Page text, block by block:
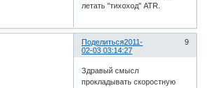
летать "тихоход" ATR.
Поделиться 9
2011-
02-03 03:14:27
Здравый смысл
прокладывать скоростную